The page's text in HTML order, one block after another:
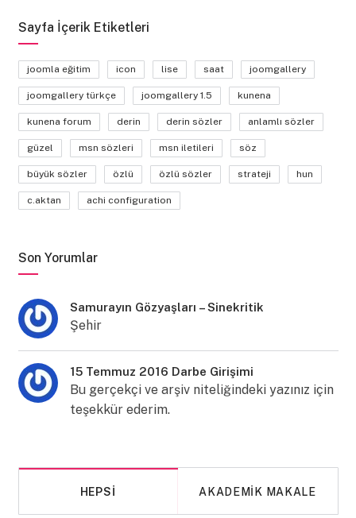
Sayfa İçerik Etiketleri
joomla eğitim icon lise saat joomgallery
joomgallery türkçe joomgallery 1.5 kunena
kunena forum derin derin sözler anlamlı sözler
güzel msn sözleri msn iletileri söz
büyük sözler özlü özlü sözler strateji hun
c.aktan achi configuration
Son Yorumlar
Samurayın Gözyaşları – Sinekritik
Şehir
15 Temmuz 2016 Darbe Girişimi
Bu gerçekçi ve arşiv niteliğindeki yazınız için
teşekkür ederim.
HEPSI AKADEMIK MAKALE